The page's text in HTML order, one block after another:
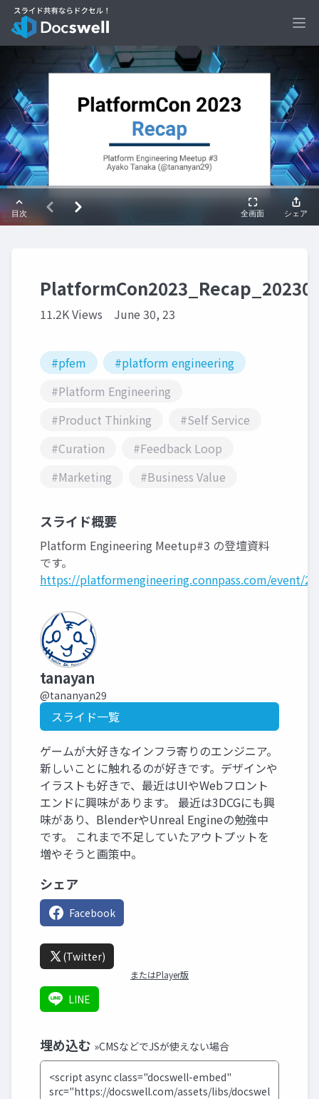
11.2K Views June 30, 23
#pfem
#platform engineering
#Platform Engineering
#Product Thinking
#Self Service
#Curation
#Feedback Loop
#Marketing
#Business Value
スライド概要
Platform Engineering Meetup#3 の登壇資料
です。
https://platformengineering.connpass.com/event/
tanayan
@tananyan29
スライド一覧
ゲームが大好きなインフラ寄りのエンジニア。
新しいことに触れるのが好きです。デザインや
イラストも好きで、最近はUIやWebフロント
エンドに興味があります。 最近は3DCGにも興
味があり、BlenderやUnreal Engineの勉強中
です。 これまで不足していたアウトプットを
増やそうと画策中。
シェア
Facebook
(Twitter)
またはPlayer版
LINE
埋め込む »CMSなどでJSが使えない場合